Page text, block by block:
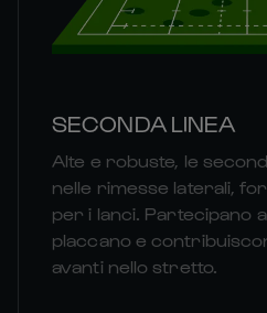
SECONDA LINEA
Alte e robuste, le
nelle rimesse laterali,
per i lanci. Partecipano
placcano e
avanti nello stretto.